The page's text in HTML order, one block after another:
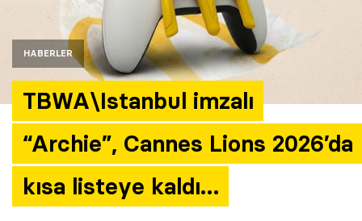
HABERLER
TBWA\Istanbul imzalı
“Archie”, Cannes Lions 2026’da
kısa listeye kaldı…